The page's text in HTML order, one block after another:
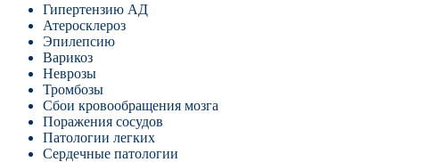
Гипертензию АД
Атеросклероз
Эпилепсию
Варикоз
Неврозы
Тромбозы
Сбои кровообращения мозга
Поражения сосудов
Патологии легких
Сердечные патологии